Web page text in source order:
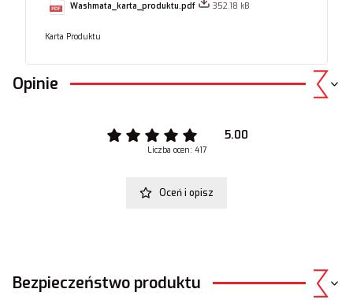
Washmata_karta_produktu.pdf 352.18 kB
Karta Produktu
Opinie
5.00
Liczba ocen: 417
Oceń i opisz
Bezpieczeństwo produktu